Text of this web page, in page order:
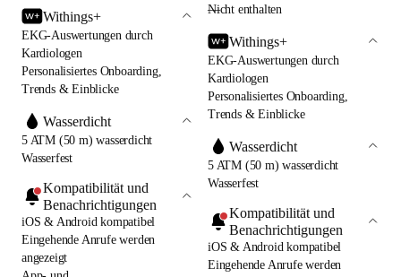
Withings+
EKG-Auswertungen durch
Kardiologen
Personalisiertes Onboarding,
Trends & Einblicke
Wasserdicht
5 ATM (50 m) wasserdicht
Wasserfest
Kompatibilität und
Benachrichtigungen
iOS & Android kompatibel
Eingehende Anrufe werden
angezeigt
—
Nicht enthalten
Withings+
EKG-Auswertungen durch
Kardiologen
Personalisiertes Onboarding,
Trends & Einblicke
Wasserdicht
5 ATM (50 m) wasserdicht
Wasserfest
Kompatibilität und
Benachrichtigungen
iOS & Android kompatibel
Eingehende Anrufe werden